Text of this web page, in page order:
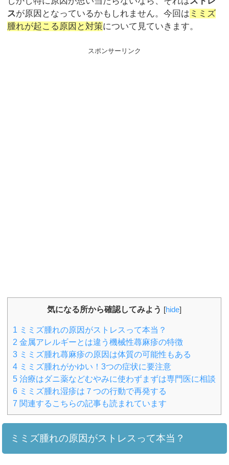
スが原因となっているかもしれません。今回は ミミズ
腫れが起こる原因と対策について見ていきます。
スポンサーリンク
気になる所から確認してみよう [hide]
1 ミミズ腫れの原因がストレスって本当？
2 金属アレルギーとは違う機械性蕁麻疹の特徴
3 ミミズ腫れ蕁麻疹の原因は体質の可能性もある
4 ミミズ腫れがかゆい！3つの症状に要注意
5 治療はダニ薬などむやみに使わずまずは専門医に相談
6 ミミズ腫れ湿疹は７つの行動で再発する
7 関連するこちらの記事も読まれています
ミミズ腫れの原因がストレスって本当？